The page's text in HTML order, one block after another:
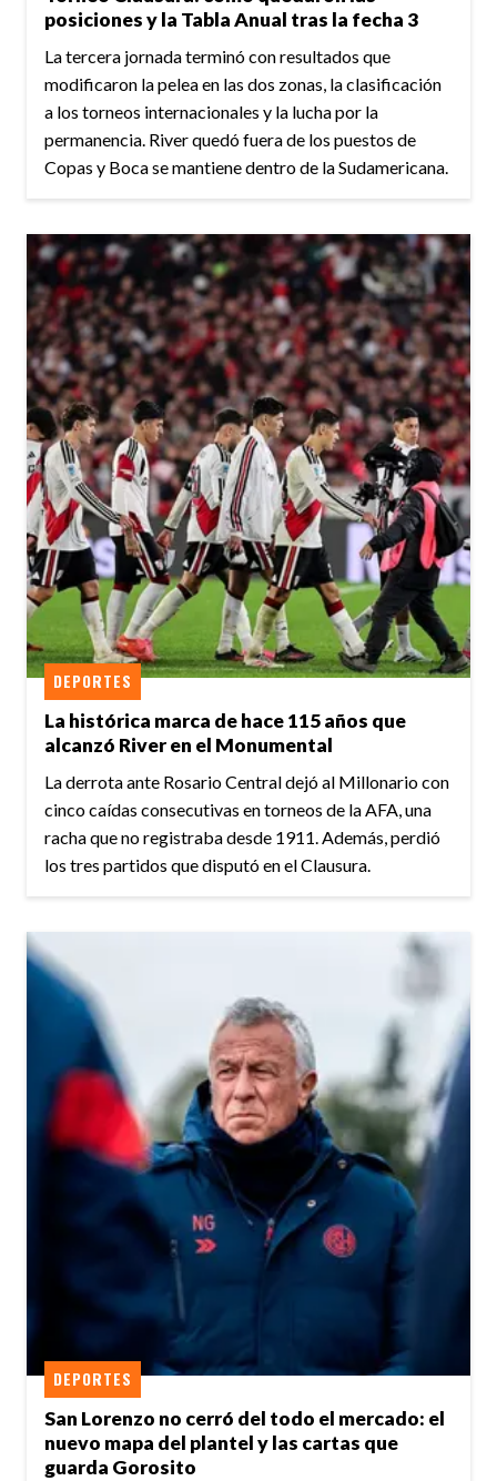
posiciones y la Tabla Anual tras la fecha 3
La tercera jornada terminó con resultados que
modificaron la pelea en las dos zonas, la clasificación
a los torneos internacionales y la lucha por la
permanencia. River quedó fuera de los puestos de
Copas y Boca se mantiene dentro de la Sudamericana.
La histórica marca de hace 115 años que
alcanzó River en el Monumental
DEPORTES
La derrota ante Rosario Central dejó al Millonario con
cinco caídas consecutivas en torneos de la AFA, una
racha que no registraba desde 1911. Además, perdió
los tres partidos que disputó en el Clausura.
San Lorenzo no cerró del todo el mercado: el
nuevo mapa del plantel y las cartas que
guarda Gorosito
DEPORTES